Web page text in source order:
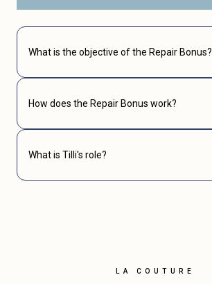
What is the objective of the Repair Bonus?
How does the Repair Bonus work?
What is Tilli's role?
LA COUTURE